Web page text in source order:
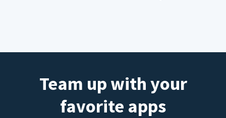
Team up with your
favorite apps